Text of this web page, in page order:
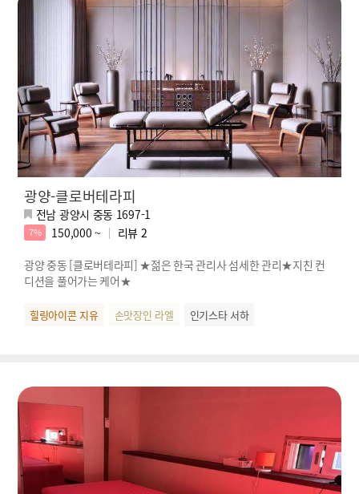
광양-클로버테라피
전남 광양시 중동 1697-1
7% 150,000 ~ 리뷰 2
광양 중동 [클로버테라피] ★젊은 한국 관리사 섬세한 관리★지친 컨
디션을 풀어가는 케어★
힐링아이콘 지유 손맛장인 라엘 인기스타 서하